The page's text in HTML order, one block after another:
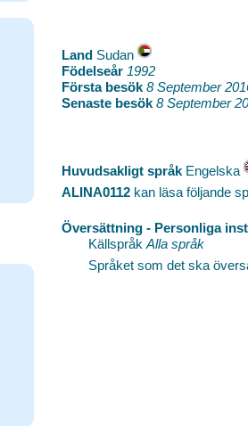
Land ‎Sudan
Födelseår 1992
Första besök 8 September
Senaste besök 8 September
Huvudsakligt språk ‎Engelska
ALINA0112 kan läsa följande
Översättning - Personliga
Källspråk Alla språk
Språket som det ska